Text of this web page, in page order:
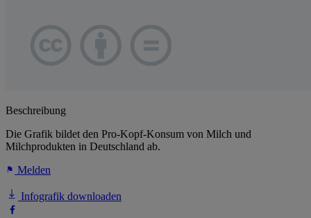
Beschreibung
Die Grafik bildet den Pro-Kopf-Konsum von Milch und
Milchprodukten in Deutschland ab.
Melden
Infografik downloaden